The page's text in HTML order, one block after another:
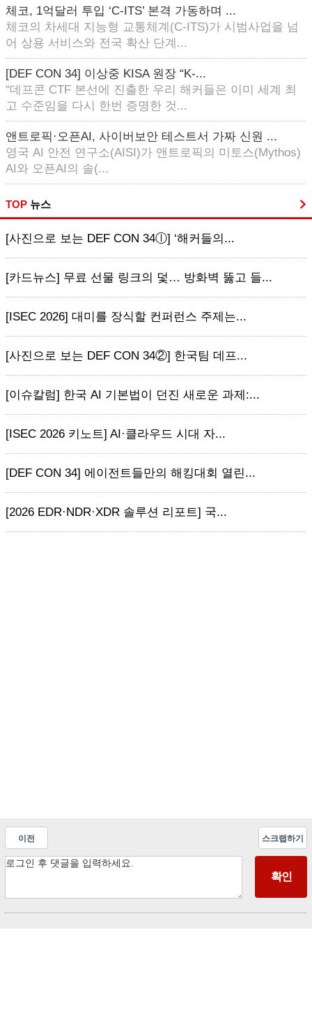
체코, 1억달러 투입 ‘C-ITS’ 본격 가동하며 ...
체코의 차세대 지능형 교통체계(C-ITS)가 시범사업을 넘
어 상용 서비스와 전국 확산 단계...
[DEF CON 34] 이상중 KISA 원장 “K-...
“데프콘 CTF 본선에 진출한 우리 해커들은 이미 세계 최
고 수준임을 다시 한번 증명한 것...
앤트로픽·오픈AI, 사이버보안 테스트서 가짜 신원 ...
영국 AI 안전 연구소(AISI)가 앤트로픽의 미토스(Mythos)
AI와 오픈AI의 솔(...
TOP 뉴스
[사진으로 보는 DEF CON 34ⓛ] ‘해커들의...
[카드뉴스] 무료 선물 링크의 덫… 방화벽 뚫고 들...
[ISEC 2026] 대미를 장식할 컨퍼런스 주제는...
[사진으로 보는 DEF CON 34②] 한국팀 데프...
[이슈칼럼] 한국 AI 기본법이 던진 새로운 과제:...
[ISEC 2026 키노트] AI·클라우드 시대 자...
[DEF CON 34] 에이전트들만의 해킹대회 열린...
[2026 EDR·NDR·XDR 솔루션 리포트] 국...
이전 스크랩하기